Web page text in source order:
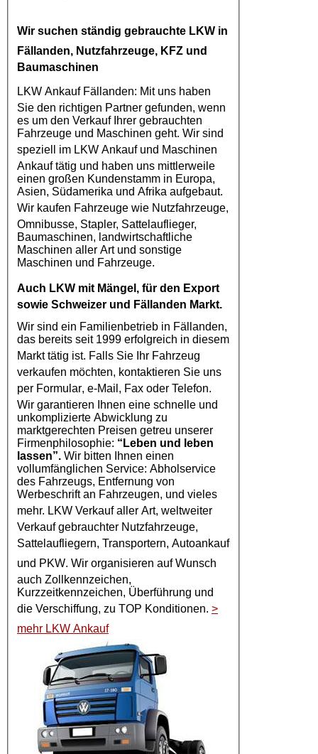
Wir suchen ständig gebrauchte LKW in
Fällanden, Nutzfahrzeuge, KFZ und
Baumaschinen
LKW Ankauf Fällanden: Mit uns haben
Sie den richtigen Partner gefunden, wenn
es um den Verkauf Ihrer gebrauchten
Fahrzeuge und Maschinen geht. Wir sind
speziell im LKW Ankaufund Maschinen
Ankauf tätig und haben uns mittlerweile
einen großen Kundenstamm in Europa,
Asien, Südamerika und Afrika aufgebaut.
Wir kaufen Fahrzeuge wie Nutzfahrzeuge,
Omnibusse, Stapler, Sattelauflieger,
Baumaschinen, landwirtschaftliche
Maschinen aller Art und sonstige
Maschinen und Fahrzeuge.
Auch LKW mit Mängel, für den Export
sowie Schweizer und Fällanden Markt.
Wir sind ein Familienbetrieb in Fällanden,
das bereits seit 1999 erfolgreich in diesem
Markt tätig ist. Falls Sie Ihr Fahrzeug
verkaufen möchten, kontaktieren Sie uns
per Formular, e-Mail, Fax oder Telefon.
Wir garantieren Ihnen eine schnelle und
unkomplizierte Abwicklung zu
marktgerechten Preisen getreu unserer
Firmenphilosophie: “Leben und leben
lassen”. Wir bitten Ihnen einen
vollumfänglichen Service: Abholservice
des Fahrzeugs, Entfernung von
Werbeschrift an Fahrzeugen, und vieles
mehr. LKW Verkaufaller Art, weltweiter
Verkauf gebrauchter Nutzfahrzeuge,
Sattelaufliegern, Transportern, Autoankauf
und PKW. Wir organisieren auf Wunsch
auch Zollkennzeichen,
Kurzzeitkennzeichen, Überführung und
die Verschiffung, zu TOP Konditionen. >
mehr LKW Ankauf